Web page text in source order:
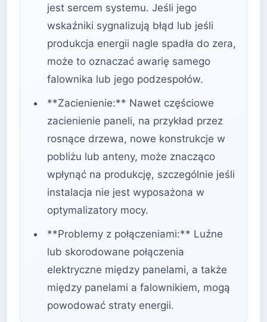
jest sercem systemu. Jeśli jego
wskaźniki sygnalizują błąd lub jeśli
produkcja energii nagle spadła do zera,
może to oznaczać awarię samego
falownika lub jego podzespołów.
**Zacienienie:** Nawet częściowe
zacienienie paneli, na przykład przez
rosnące drzewa, nowe konstrukcje w
pobliżu lub anteny, może znacząco
wpłynąć na produkcję, szczególnie jeśli
instalacja nie jest wyposażona w
optymalizatory mocy.
**Problemy z połączeniami:** Luźne
lub skorodowane połączenia
elektryczne między panelami, a także
między panelami a falownikiem, mogą
powodować straty energii.